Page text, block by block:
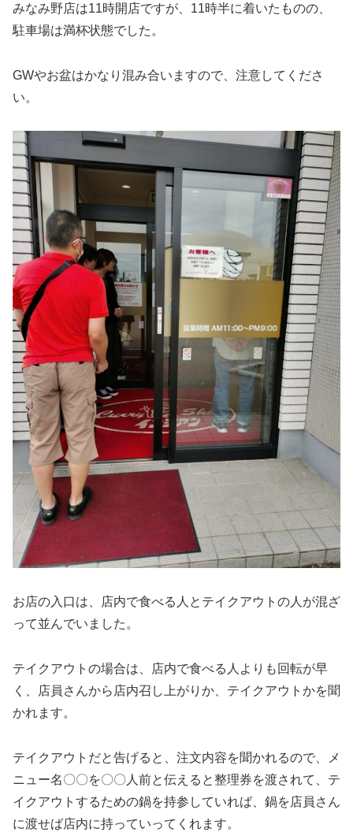
みなみ野店は11時開店ですが、11時半に着いたものの、
駐車場は満杯状態でした。
GWやお盆はかなり混み合いますので、注意してくださ
い。
お店の入口は、店内で食べる人とテイクアウトの人が混ざ
って並んでいました。
テイクアウトの場合は、店内で食べる人よりも回転が早
く、店員さんから店内召し上がりか、テイクアウトかを聞
かれます。
テイクアウトだと告げると、注文内容を聞かれるので、メ
ニュー名〇〇を〇〇人前と伝えると整理券を渡されて、テ
イクアウトするための鍋を持参していれば、鍋を店員さん
に渡せば店内に持っていってくれます。